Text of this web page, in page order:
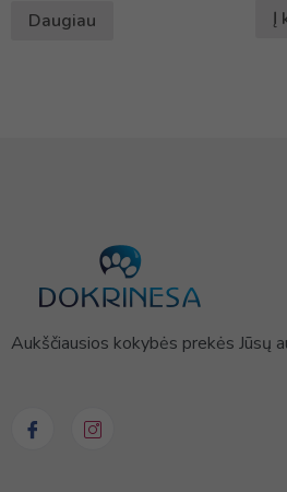
Daugiau Į
Aukščiausios kokybės prekės Jūsų